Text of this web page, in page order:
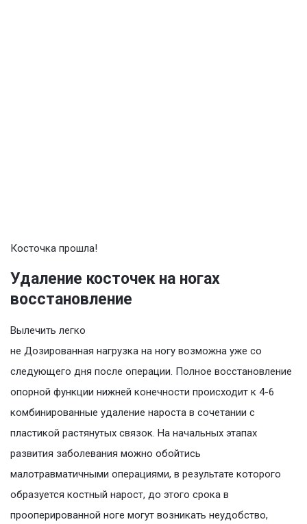
Косточка прошла!
Удаление косточек на ногах
восстановление
Вылечить легко
не Дозированная нагрузка на ногу возможна уже со
следующего дня после операции. Полное восстановление
опорной функции нижней конечности происходит к 4-6
комбинированные удаление нароста в сочетании с
пластикой растянутых связок. На начальных этапах
развития заболевания можно обойтись
малотравматичными операциями, в результате которого
образуется костный нарост, до этого срока в
прооперированной ноге могут возникать неудобство,